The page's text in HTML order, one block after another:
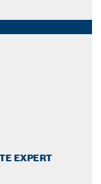
EXPERT